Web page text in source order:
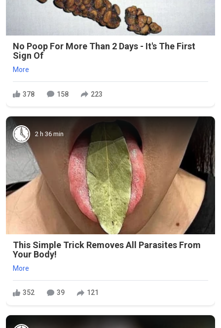
No Poop For More Than 2 Days - It's The First
Sign Of
More
378 158 223
2 h 36 min
This Simple Trick Removes All Parasites From
Your Body!
More
352 39 121